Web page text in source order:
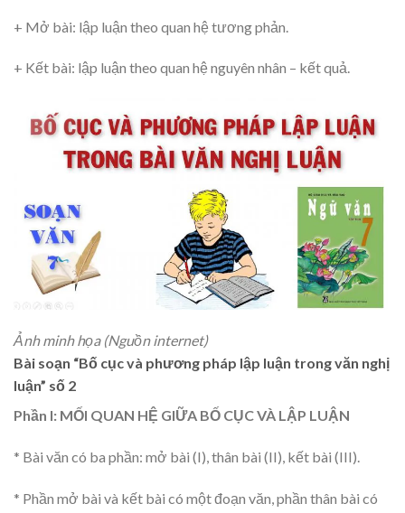
+ Mở bài: lập luận theo quan hệ tương phản.
+ Kết bài: lập luận theo quan hệ nguyên nhân – kết quả.
Ảnh minh họa (Nguồn internet)
Bài soạn “Bố cục và phương pháp lập luận trong văn nghị
luận” số 2
Phần I: MỐI QUAN HỆ GIỮA BỐ CỤC VÀ LẬP LUẬN
* Bài văn có ba phần: mở bài (I), thân bài (II), kết bài (III).
* Phần mở bài và kết bài có một đoạn văn, phần thân bài có